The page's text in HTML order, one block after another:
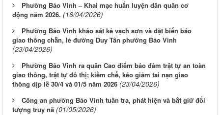
Phường Bảo Vinh – Khai mạc huấn luyện dân quân cơ
động năm 2026. (16/04/2026)
Phường Bảo Vinh khảo sát kẻ vạch sơn và đặt biển báo
giao thông chẵn, lẻ đường Duy Tân phường Bảo Vinh
(23/04/2026)
Phường Bảo Vinh ra quân Cao điểm bảo đảm trật tự an toàn
giao thông, trật tự đô thị; kiềm chế, kéo giảm tai nạn giao
thông dịp lễ 30/4 và 01/5 năm 2026 (23/04/2026)
Công an phường Bảo Vinh tuần tra, phát hiện và bắt giữ đối
tượng truy nã (01/05/2026)